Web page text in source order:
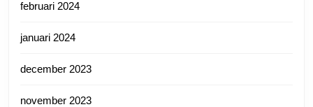
februari 2024
januari 2024
december 2023
november 2023